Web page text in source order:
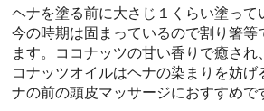
ヘナを塗る前に大さじ１くらい塗って
今の時期は固まっているので割り箸
ます。ココナッツの甘い香りで癒さ
コナッツオイルはヘナの染まりを妨
ナの前の頭皮マッサージにおすすめで